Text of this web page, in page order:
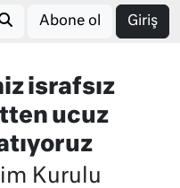
Abone ol Giriş
israfsız
ucuz
Kurulu